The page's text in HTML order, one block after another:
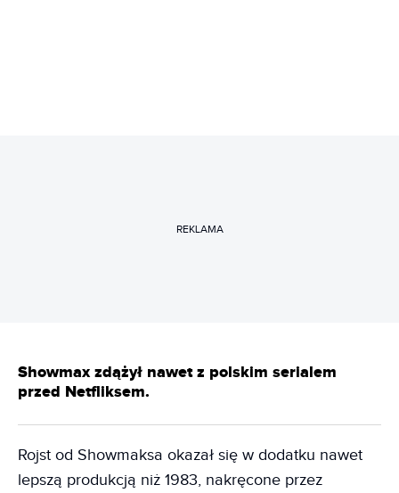
REKLAMA
Showmax zdążył nawet z polskim serialem
przed Netfliksem.
Rojst od Showmaksa okazał się w dodatku nawet
lepszą produkcją niż 1983, nakręcone przez